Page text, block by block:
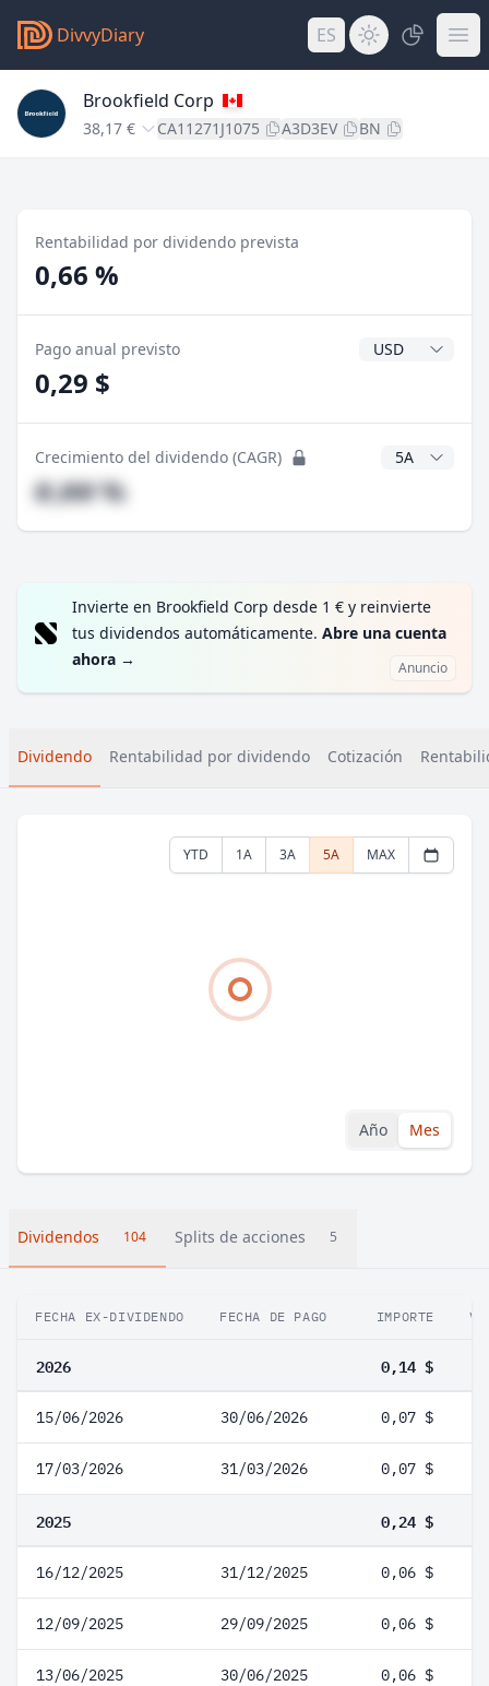
DivvyDiary ES
Brookfield Corp
38,17 € CA11271J1075 A3D3EV BN
Rentabilidad por dividendo prevista
0,66 %
Pago anual previsto Divisa del
0,29 $
Crecimiento del dividendo (CAGR) Años CAGR
#,## %
Invierte en Brookfield Corp desde 1 € y reinvierte
tus dividendos automáticamente. Abre una cuenta
ahora → Anuncio
Dividendo Rentabilidad por dividendo Cotización
YTD 1A 3A 5A MAX
Año Mes
Dividendos 104 Splits de acciones 5
FECHA EX-DIVIDENDO FECHA DE PAGO IMPORTE
2026 0,14 $
15/06/2026 30/06/2026 0,07 $
17/03/2026 31/03/2026 0,07 $
2025 0,24 $
16/12/2025 31/12/2025 0,06 $
12/09/2025 29/09/2025 0,06 $
13/06/2025 30/06/2025 0,06 $